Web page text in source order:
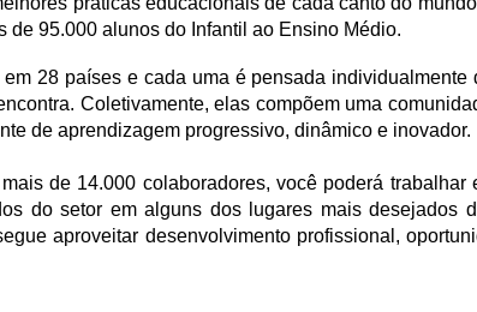
de 95.000 alunos do Infantil ao Ensino Médio.
28 países e cada uma é pensada
Coletivamente, elas compõem uma
de aprendizagem progressivo, dinâmico e inovador.
de 14.000 colaboradores, você poderá
do setor em alguns dos lugares mais desejados
aproveitar desenvolvimento profissional,